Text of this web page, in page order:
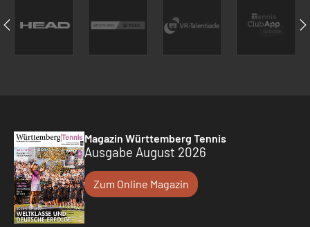
Magazin Württemberg Tennis
Ausgabe August 2026
Zum Online Magazin